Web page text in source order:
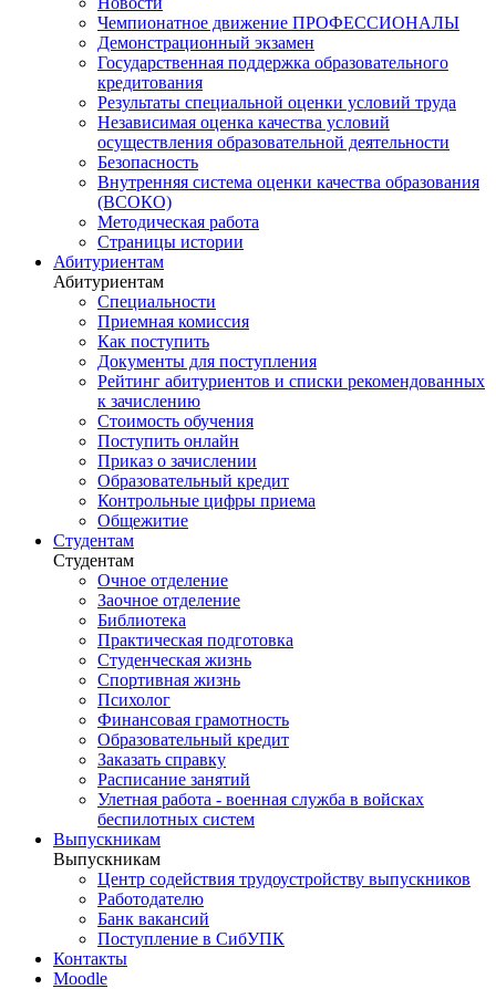
Чемпионатное движение ПРОФЕССИОНАЛЫ
Демонстрационный экзамен
Государственная поддержка образовательного
кредитования
Результаты специальной оценки условий труда
Независимая оценка качества условий
осуществления образовательной деятельности
Безопасность
Внутренняя система оценки качества образования
(ВСОКО)
Методическая работа
Страницы истории
Абитуриентам
Абитуриентам
Специальности
Приемная комиссия
Как поступить
Документы для поступления
Рейтинг абитуриентов и списки рекомендованных
к зачислению
Стоимость обучения
Поступить онлайн
Приказ о зачислении
Образовательный кредит
Контрольные цифры приема
Общежитие
Студентам
Студентам
Очное отделение
Заочное отделение
Библиотека
Практическая подготовка
Студенческая жизнь
Спортивная жизнь
Психолог
Финансовая грамотность
Образовательный кредит
Заказать справку
Расписание занятий
Улетная работа - военная служба в войсках
беспилотных систем
Выпускникам
Выпускникам
Центр содействия трудоустройству выпускников
Работодателю
Банк вакансий
Поступление в СибУПК
Контакты
Moodle